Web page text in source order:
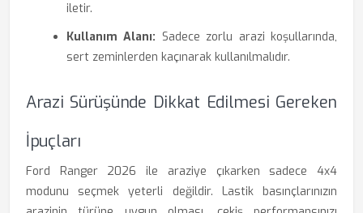
iletir.
Kullanım Alanı: Sadece zorlu arazi koşullarında,
sert zeminlerden kaçınarak kullanılmalıdır.
Arazi Sürüşünde Dikkat Edilmesi Gereken
İpuçları
Ford Ranger 2026 ile araziye çıkarken sadece 4x4
modunu seçmek yeterli değildir. Lastik basınçlarınızın